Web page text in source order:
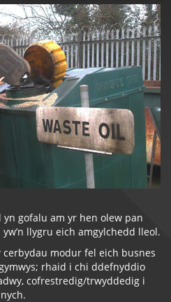
gofalu am yr hen olew pan
llygru eich amgylchedd lleol.
cerbydau modur fel eich busnes
rhaid i chi ddefnyddio
cofrestredig/trwyddedig i